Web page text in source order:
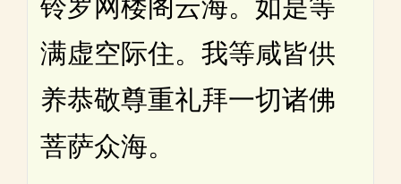
铃罗网楼阁云海。如是等
满虚空际住。我等咸皆供
养恭敬尊重礼拜一切诸佛
菩萨众海。